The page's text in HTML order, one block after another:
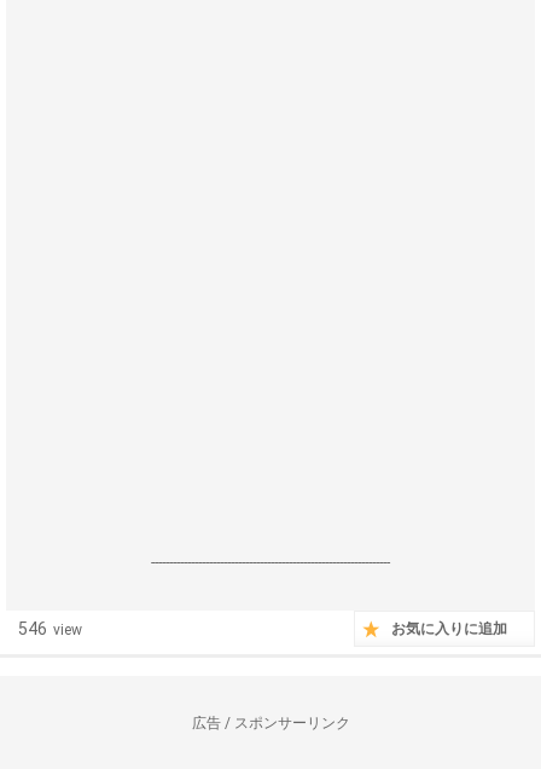
------------------------------------------------------------------
546 view お気に入りに追加
広告 / スポンサーリンク